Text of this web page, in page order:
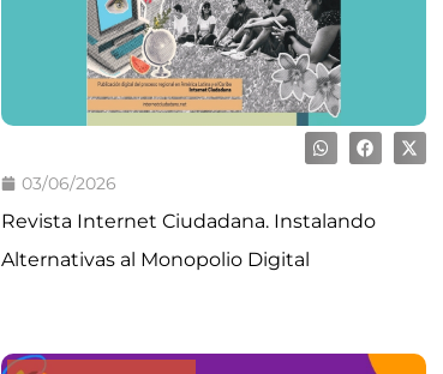
03/06/2026
Revista Internet Ciudadana. Instalando
Alternativas al Monopolio Digital